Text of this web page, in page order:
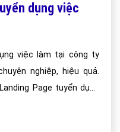
dụng việc
việc làm tại công ty
nghiệp, hiệu quả.
Page tuyển dụng